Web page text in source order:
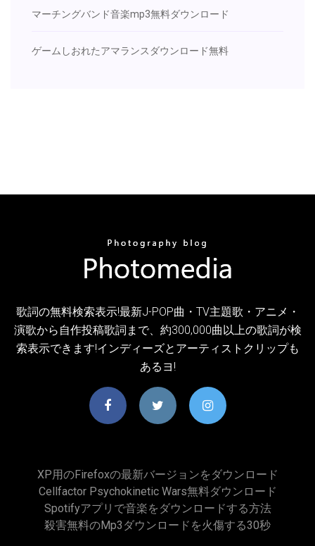
マーチングバンド音楽mp3無料ダウンロード
ゲームしおれたアマランスダウンロード無料
歌詞の無料検索表示!最新J-POP曲・TV主題歌・アニメ・
演歌から自作投稿歌詞まで、約300,000曲以上の歌詞が検
索表示できます!インディーズとアーティストクリップも
あるヨ!
XP用のFirefoxの最新バージョンをダウンロード
Cellfactor Psychokinetic Wars無料ダウンロード
Spotifyアプリで音楽をダウンロードする方法
殺害無料のmp3ダウンロードを火傷する30秒